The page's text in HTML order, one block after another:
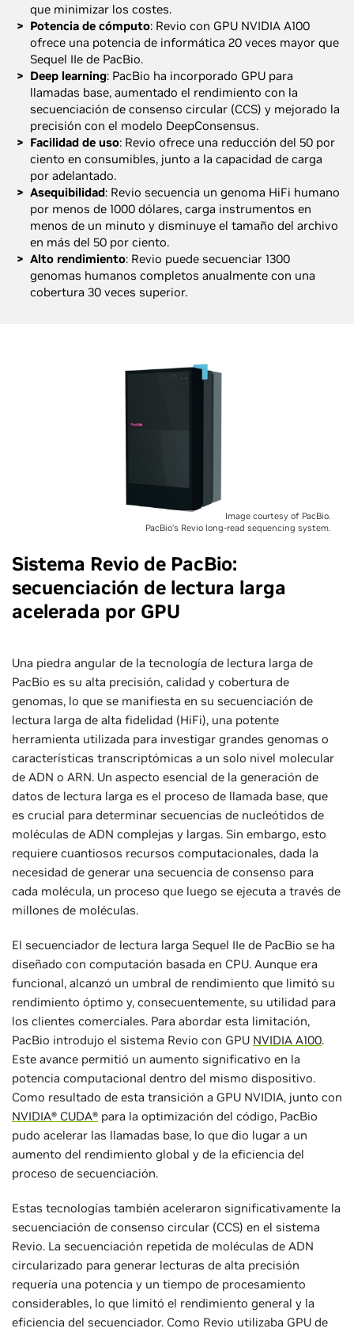
que minimizar los costes.
Potencia de cómputo: Revio con GPU NVIDIA A100
ofrece una potencia de informática 20 veces mayor que
Sequel IIe de PacBio.
Deep learning: PacBio ha incorporado GPU para
llamadas base, aumentado el rendimiento con la
secuenciación de consenso circular (CCS) y mejorado la
precisión con el modelo DeepConsensus.
Facilidad de uso: Revio ofrece una reducción del 50 por
ciento en consumibles, junto a la capacidad de carga
por adelantado.
Asequibilidad: Revio secuencia un genoma HiFi humano
por menos de 1000 dólares, carga instrumentos en
menos de un minuto y disminuye el tamaño del archivo
en más del 50 por ciento.
Alto rendimiento: Revio puede secuenciar 1300
genomas humanos completos anualmente con una
cobertura 30 veces superior.
Image courtesy of PacBio.
PacBio’s Revio long-read sequencing system.
Sistema Revio de PacBio:
secuenciación de lectura larga
acelerada por GPU
Una piedra angular de la tecnología de lectura larga de
PacBio es su alta precisión, calidad y cobertura de
genomas, lo que se manifiesta en su secuenciación de
lectura larga de alta fidelidad (HiFi), una potente
herramienta utilizada para investigar grandes genomas o
características transcriptómicas a un solo nivel molecular
de ADN o ARN. Un aspecto esencial de la generación de
datos de lectura larga es el proceso de llamada base, que
es crucial para determinar secuencias de nucleótidos de
moléculas de ADN complejas y largas. Sin embargo, esto
requiere cuantiosos recursos computacionales, dada la
necesidad de generar una secuencia de consenso para
cada molécula, un proceso que luego se ejecuta a través de
millones de moléculas.
El secuenciador de lectura larga Sequel IIe de PacBio se ha
diseñado con computación basada en CPU. Aunque era
funcional, alcanzó un umbral de rendimiento que limitó su
rendimiento óptimo y, consecuentemente, su utilidad para
los clientes comerciales. Para abordar esta limitación,
PacBio introdujo el sistema Revio con GPU NVIDIA A100.
Este avance permitió un aumento significativo en la
potencia computacional dentro del mismo dispositivo.
Como resultado de esta transición a GPU NVIDIA, junto con
NVIDIA® CUDA® para la optimización del código, PacBio
pudo acelerar las llamadas base, lo que dio lugar a un
aumento del rendimiento global y de la eficiencia del
proceso de secuenciación.
Estas tecnologías también aceleraron significativamente la
secuenciación de consenso circular (CCS) en el sistema
Revio. La secuenciación repetida de moléculas de ADN
circularizado para generar lecturas de alta precisión
requería una potencia y un tiempo de procesamiento
considerables, lo que limitó el rendimiento general y la
eficiencia del secuenciador. Como Revio utilizaba GPU de